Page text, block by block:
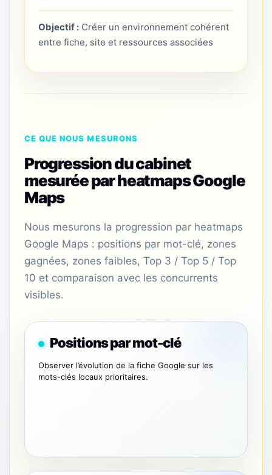
Objectif : Créer un environnement cohérent
entre fiche, site et ressources associées
CE QUE NOUS MESURONS
Progression du cabinet
mesurée par heatmaps Google
Maps
Nous mesurons la progression par heatmaps
Google Maps : positions par mot-clé, zones
gagnées, zones faibles, Top 3 / Top 5 / Top
10 et comparaison avec les concurrents
visibles.
Positions par mot-clé
Observer l’évolution de la fiche Google sur les
mots-clés locaux prioritaires.